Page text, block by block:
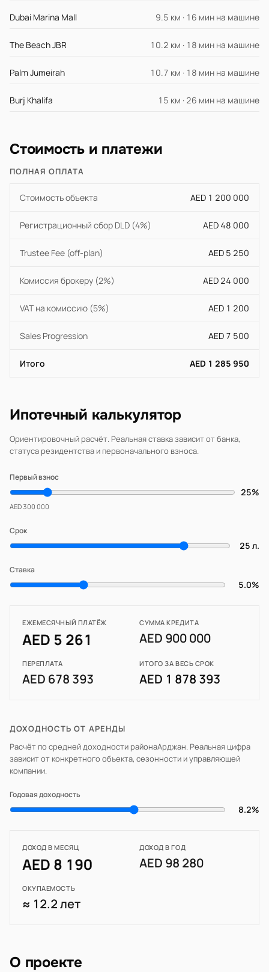
Dubai Marina Mall 9.5 км · 16 мин на машине
The Beach JBR 10.2 км · 18 мин на машине
Palm Jumeirah 10.7 км · 18 мин на машине
Burj Khalifa 15 км · 26 мин на машине
Стоимость и платежи
ПОЛНАЯ ОПЛАТА
Стоимость объекта AED 1 200 000
Регистрационный сбор DLD (4%) AED 48 000
Trustee Fee (off-plan) AED 5 250
Комиссия брокеру (2%) AED 24 000
VAT на комиссию (5%) AED 1 200
Sales Progression AED 7 500
Итого AED 1 285 950
Ипотечный калькулятор
Ориентировочный расчёт. Реальная ставка зависит от банка,
статуса резидентства и первоначального взноса.
Первый взнос
25%
AED 300 000
Срок
25 л.
Ставка
5.0%
ЕЖЕМЕСЯЧНЫЙ ПЛАТЁЖ
AED 5 261
СУММА КРЕДИТА
AED 900 000
ПЕРЕПЛАТА
AED 678 393
ИТОГО ЗА ВЕСЬ СРОК
AED 1 878 393
ДОХОДНОСТЬ ОТ АРЕНДЫ
Расчёт по средней доходности районаАрджан. Реальная цифра
зависит от конкретного объекта, сезонности и управляющей
компании.
Годовая доходность
8.2%
ДОХОД В МЕСЯЦ
AED 8 190
ДОХОД В ГОД
AED 98 280
ОКУПАЕМОСТЬ
≈ 12.2 лет
О проекте